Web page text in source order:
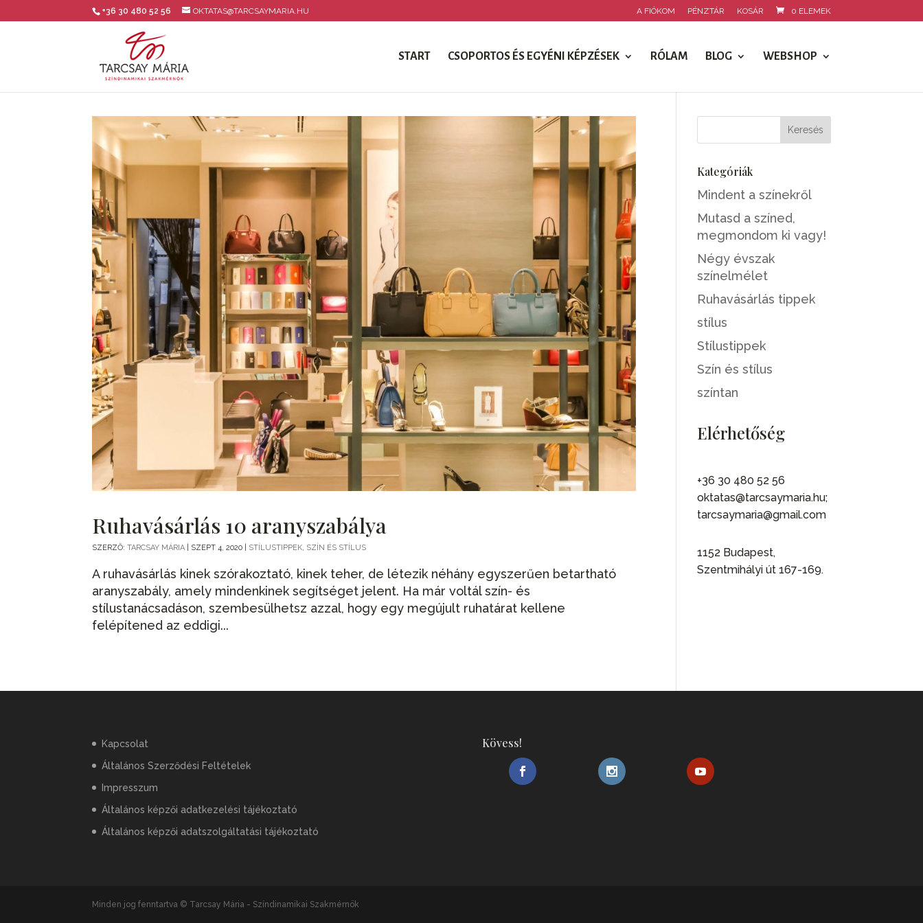
+36 30 480 52 56 OKTATAS@TARCSAYMARIA.HU A FIÓKOM PÉNZTÁR KOSÁR 0 ELEMEK
START CSOPORTOS ÉS EGYÉNI KÉPZÉSEK RÓLAM BLOG WEBSHOP
Ruhavásárlás 10 aranyszabálya
SZERZŐ:TARCSAY MÁRIA SZEPT 4, 2020 STÍLUSTIPPEK, SZÍN ÉS STÍLUS
A ruhavásárlás kinek szórakoztató, kinek teher, de létezik néhány egyszerűen betartható
aranyszabály, amely mindenkinek segítséget jelent. Ha már voltál szín- és
stílustanácsadáson, szembesülhetsz azzal, hogy egy megújult ruhatárat kellene
felépítened az eddigi...
Kategóriák
Mindent a színekről
Mutasd a színed,
megmondom ki vagy!
Négy évszak
színelmélet
Ruhavásárlás tippek
stílus
Stílustippek
Szín és stílus
színtan
Elérhetőség
+36 30 480 52 56
oktatas@tarcsaymaria.hu;
tarcsaymaria@gmail.com
1152 Budapest,
Szentmihályi út 167-169.
Kapcsolat
Általános Szerződési Feltételek
Impresszum
Általános képzői adatkezelési tájékoztató
Általános képzői adatszolgáltatási tájékoztató
Kövess!
Minden jog fenntartva © Tarcsay Mária - Színdinamikai Szakmérnök